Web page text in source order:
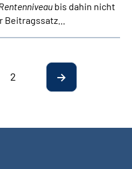
bis dahin nicht
2